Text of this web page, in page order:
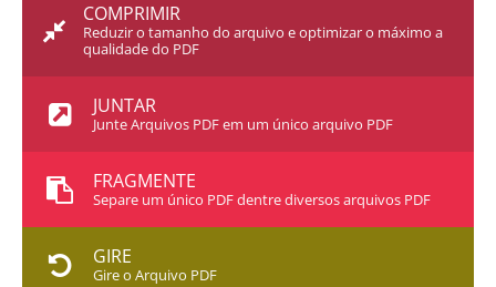
COMPRIMIR
Reduzir o tamanho do arquivo e optimizar o máximo a
qualidade do PDF
JUNTAR
Junte Arquivos PDF em um único arquivo PDF
FRAGMENTE
Separe um único PDF dentre diversos arquivos PDF
GIRE
Gire o Arquivo PDF